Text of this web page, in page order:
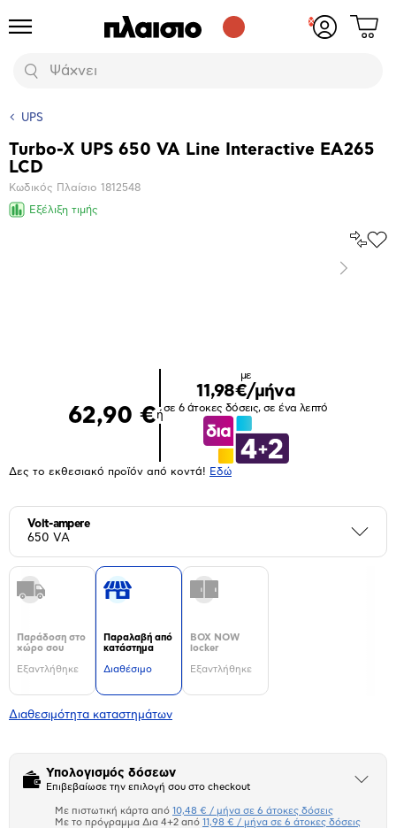
Προϊόντα
Αναζήτηση
Δες
UPS
Βασικά
χαρακτηριστικά
Turbo-X UPS 650 VA Line Interactive EA265
LCD
Κωδικός Πλαίσιο 1812548
Εξέλιξη τιμής
Επόμενο
62,90 €ή
με
11,98€/μήνα
σε 6 άτοκες δόσεις, σε ένα λεπτό
Δες το εκθεσιακό προϊόν από κοντά! Eδώ
Volt-ampere
650 VA
Παράδοση στο
χώρο σου
Εξαντλήθηκε
Παραλαβή από
κατάστημα
Διαθέσιμο
BOX NOW
locker
Εξαντλήθηκε
Διαθεσιμότητα καταστημάτων
Υπολογισμός δόσεων
Επιβεβαίωσε την επιλογή σου στο checkout
Άνοιξε
Πιστωτική κάρτα
Με πιστωτική κάρτα από 10,48 € / μήνα σε 6 άτοκες δόσεις
Με το πρόγραμμα Δια 4+2 από 11,98 € / μήνα σε 6 άτοκες δόσεις